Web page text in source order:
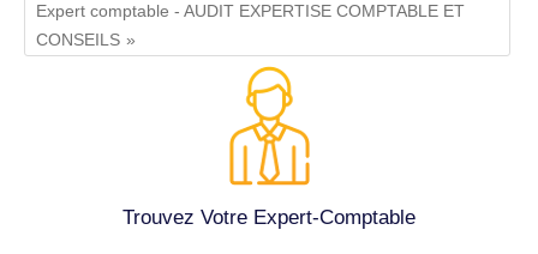
Expert comptable - AUDIT EXPERTISE COMPTABLE ET
CONSEILS
Trouvez Votre Expert-Comptable